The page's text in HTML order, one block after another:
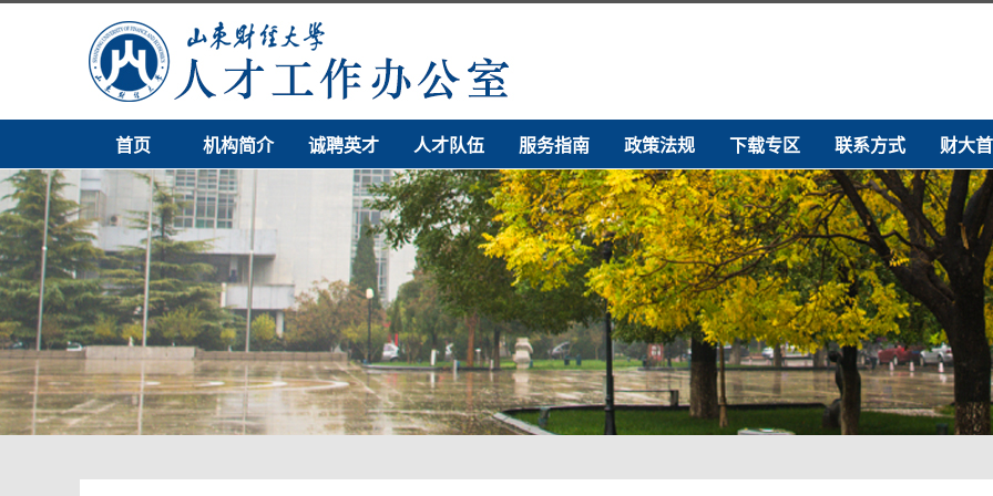
首页 机构简介 诚聘英才 人才队伍 服务指南 政策法规 下载专区 联系方式 财大